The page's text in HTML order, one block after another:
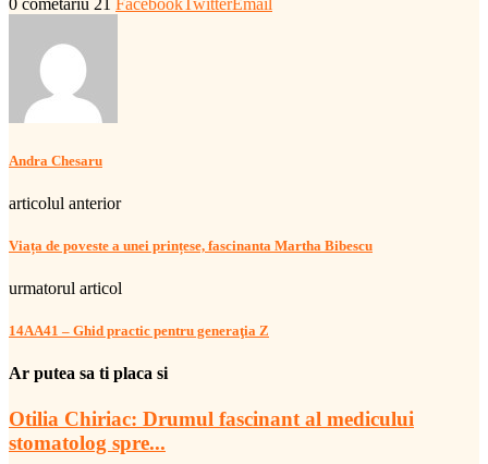
0 cometariu 21 FacebookTwitterEmail
Andra Chesaru
articolul anterior
Viața de poveste a unei prințese, fascinanta Martha Bibescu
urmatorul articol
14AA41 – Ghid practic pentru generaţia Z
Ar putea sa ti placa si
Otilia Chiriac: Drumul fascinant al medicului
stomatolog spre...